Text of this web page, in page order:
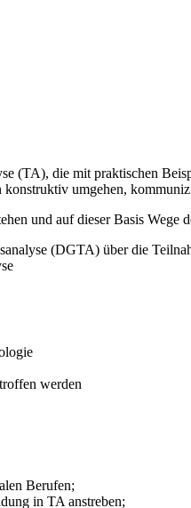
(TA), die mit praktischen
umgehen,
und auf dieser Basis
(DGTA) über die
werden
Berufen;
in TA anstreben;